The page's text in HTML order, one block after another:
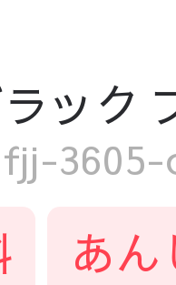
ック
3605-
あ